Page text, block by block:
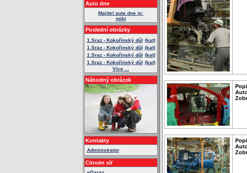
Auto dne
Majitel auta dne je:
miki
Poslední obrázky
1.Sraz - Kokořínský důl (kat)
1.Sraz - Kokořínský důl (kat)
1.Sraz - Kokořínský důl (kat)
1.Sraz - Kokořínský důl (kat)
Více ...
Náhodný obrázek
Kontakty
Administrator
Citroën síť